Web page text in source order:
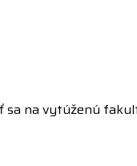
sa na vytúženú